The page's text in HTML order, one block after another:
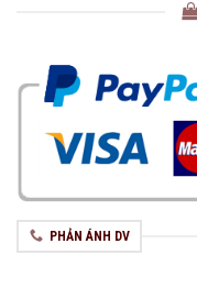
PHẢN ÁNH DV